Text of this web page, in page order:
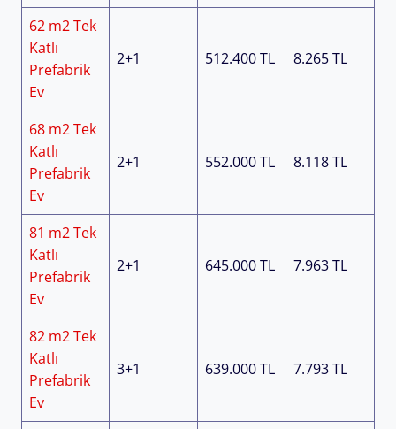
62 m2 Tek
Katlı
Prefabrik
Ev
2+1 512.400 TL 8.265 TL
68 m2 Tek
Katlı
Prefabrik
Ev
2+1 552.000 TL 8.118 TL
81 m2 Tek
Katlı
Prefabrik
Ev
2+1 645.000 TL 7.963 TL
82 m2 Tek
Katlı
Prefabrik
Ev
3+1 639.000 TL 7.793 TL